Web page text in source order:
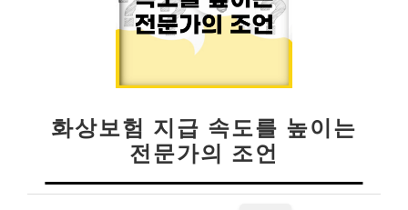
화상보험 지급 속도를 높이는
전문가의 조언